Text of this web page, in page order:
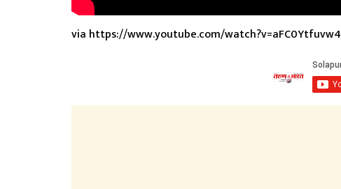
via https://www.youtube.com/watch?v=aFC0Ytfuvw4